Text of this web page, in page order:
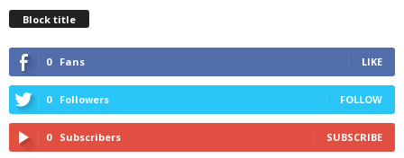
Block title
0 Fans LIKE
0 Followers FOLLOW
0 Subscribers SUBSCRIBE